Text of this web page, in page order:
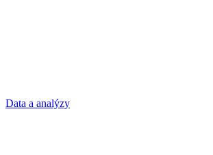
Data a analýzy